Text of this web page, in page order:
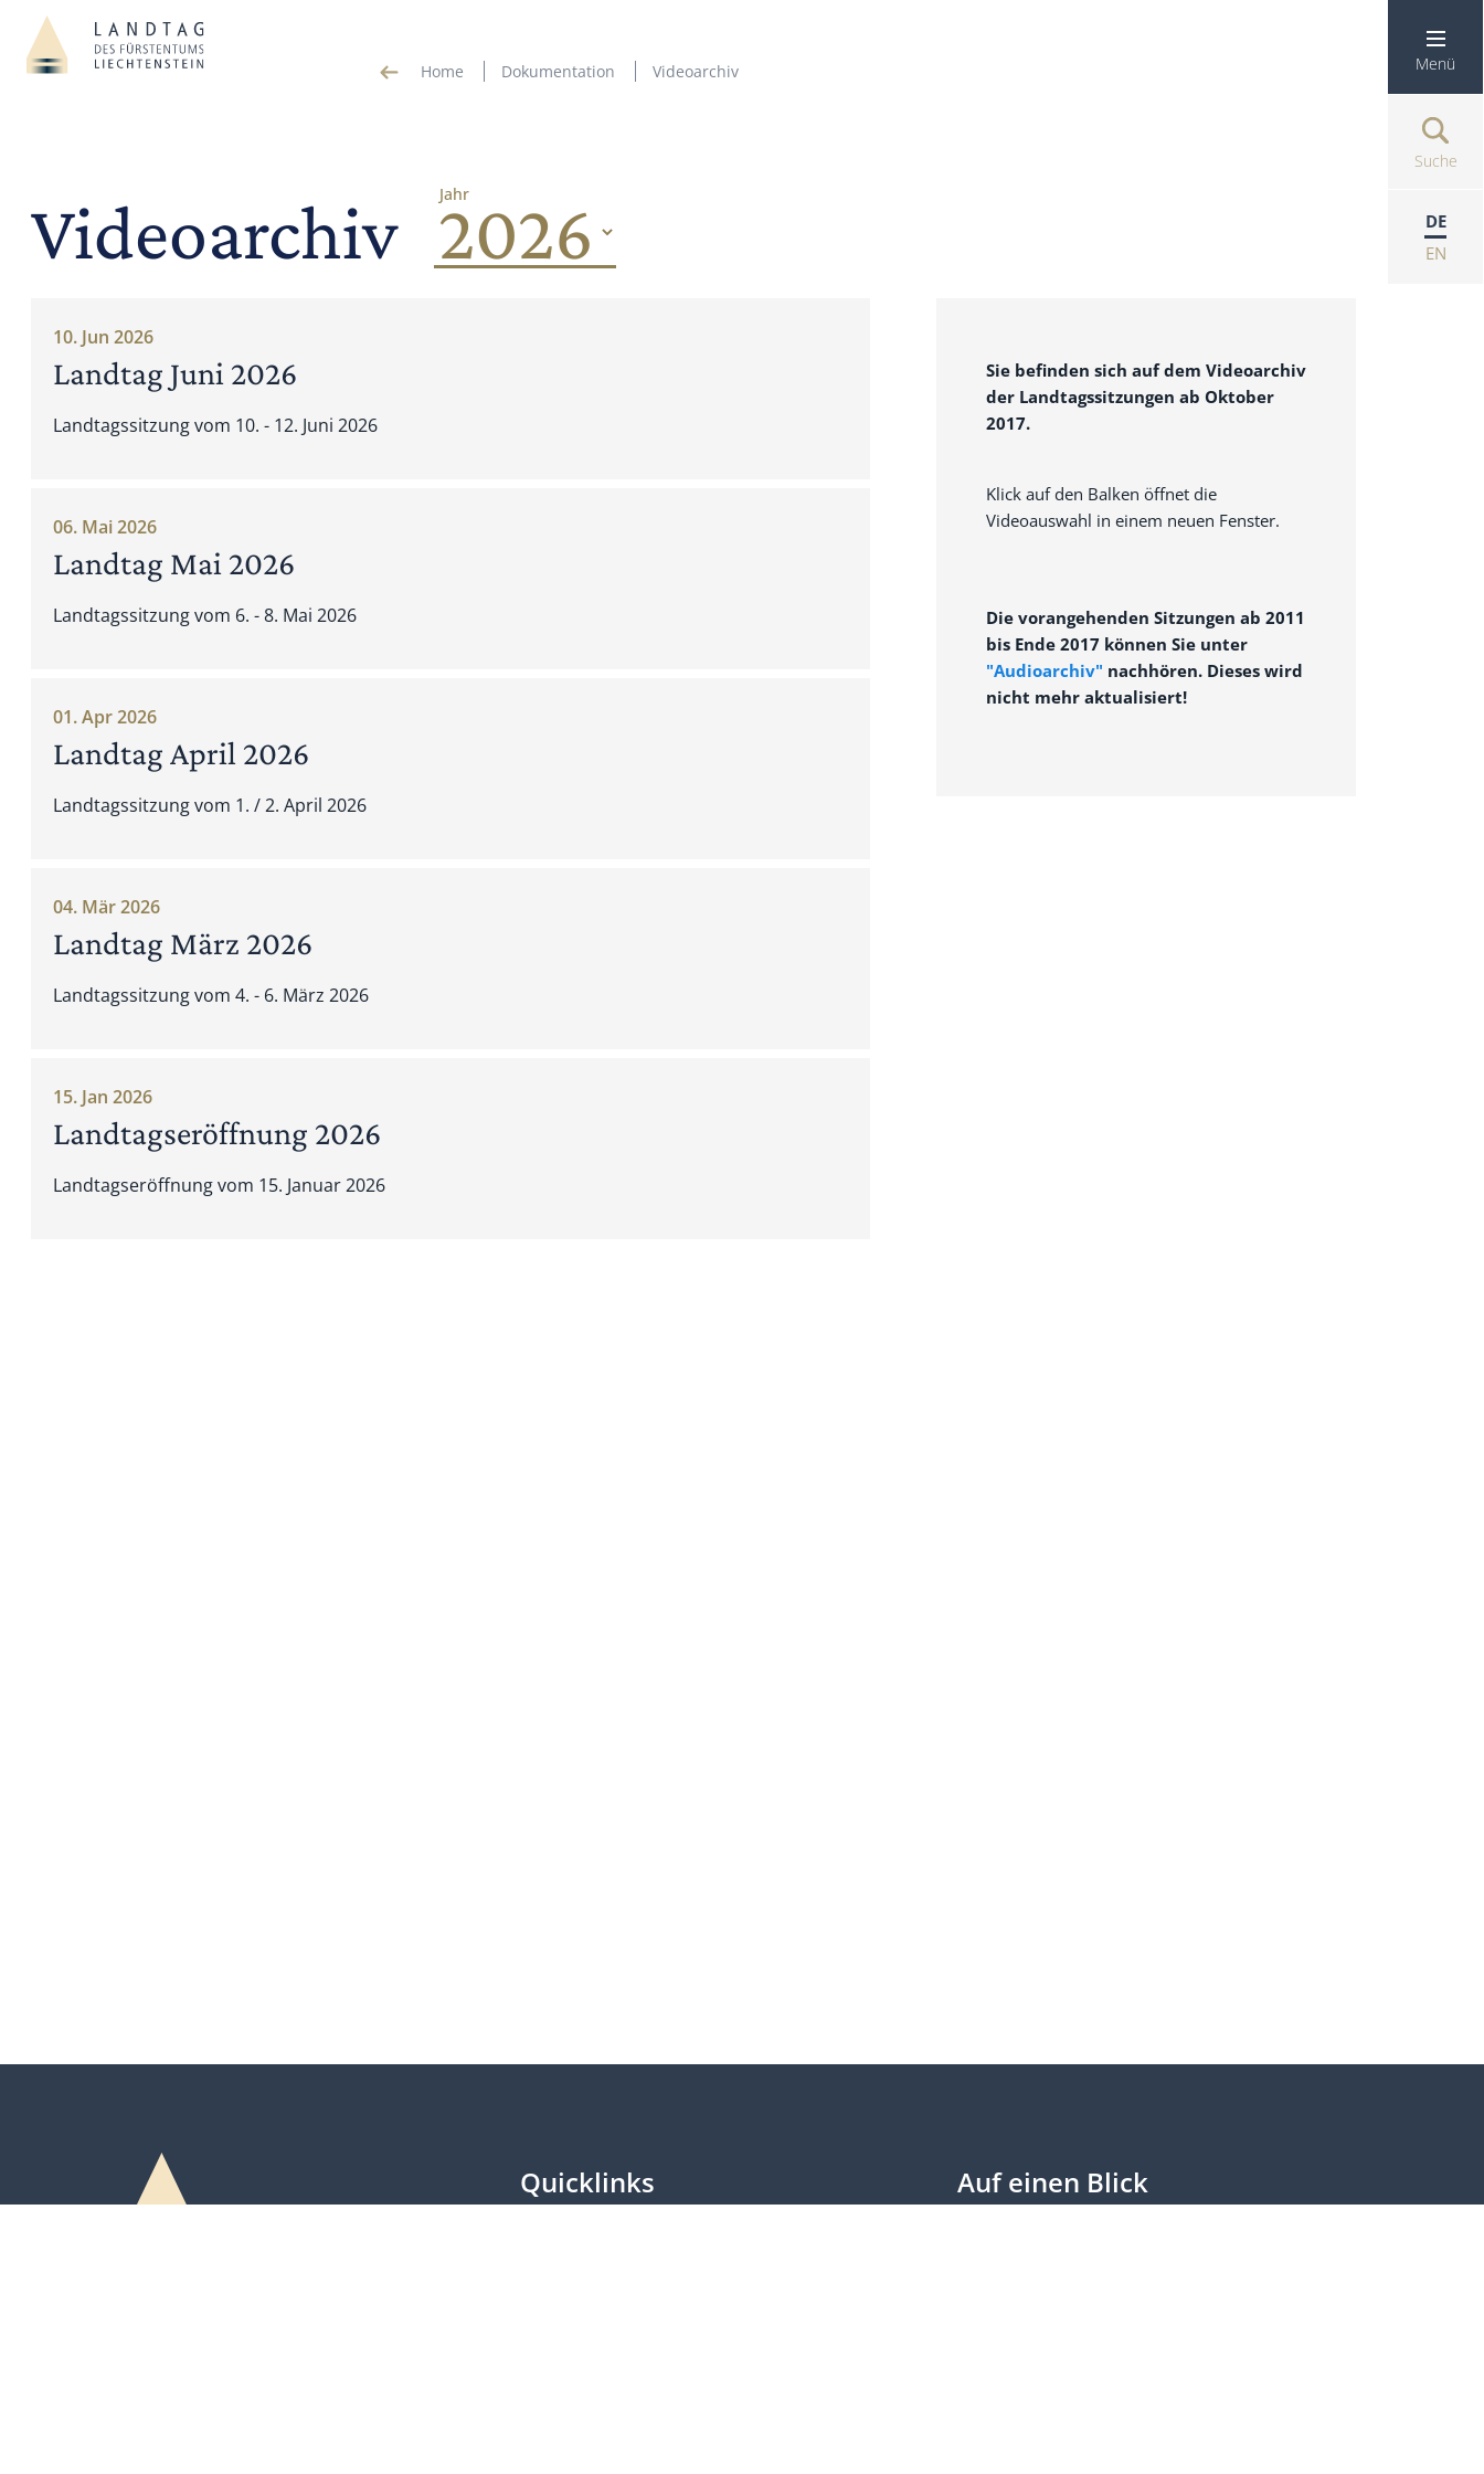
Home Dokumentation Videoarchiv Menü
Suche
DE
EN
Videoarchiv Jahr
10. Jun 2026
Landtag Juni 2026
Landtagssitzung vom 10. - 12. Juni 2026
06. Mai 2026
Landtag Mai 2026
Landtagssitzung vom 6. - 8. Mai 2026
01. Apr 2026
Landtag April 2026
Landtagssitzung vom 1. / 2. April 2026
04. Mär 2026
Landtag März 2026
Landtagssitzung vom 4. - 6. März 2026
15. Jan 2026
Landtagseröffnung 2026
Landtagseröffnung vom 15. Januar 2026
Sie befinden sich auf dem Videoarchiv
der Landtagssitzungen ab Oktober
2017.
Klick auf den Balken öffnet die
Videoauswahl in einem neuen Fenster.
Die vorangehenden Sitzungen ab 2011
bis Ende 2017 können Sie unter
"Audioarchiv" nachhören. Dieses wird
nicht mehr aktualisiert!
Quicklinks Auf einen Blick